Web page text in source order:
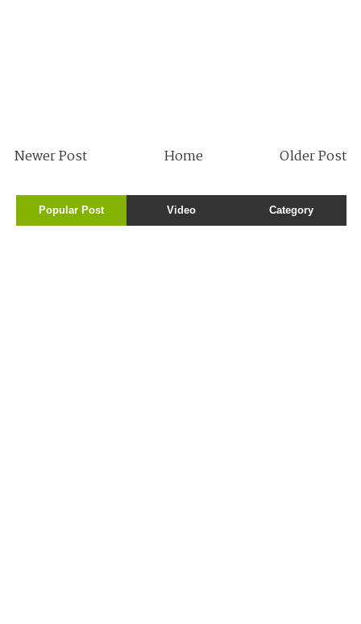
Newer Post Older Post
Home
Popular Post Video Category